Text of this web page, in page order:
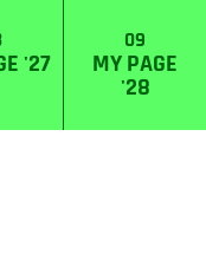
'27
09
MY PAGE
'28